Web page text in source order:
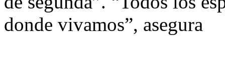
donde vivamos”, asegura